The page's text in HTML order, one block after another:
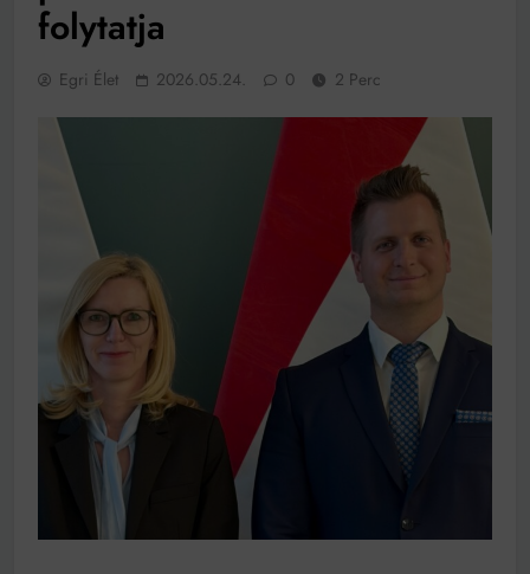
működik, ha jól van felújítva
Ingatlanpiaci szakértők szerint akár 5 százalékkal is
egyetemi városokban
Munkácsy nem Krisztust szépítette meg: minket
Ahol köszönnek, ott még van város
Amikor a Tetris boldogabbá tesz, mint a szerelem
Létezik tökéletes élet: Truman is elhitte
Karinthy Frigyes: a zseni, aki belenézett a saját
koponyájába
Ki akarsz törni. De miből?
Az öregség nem csak ránc?
Az ördög még mindig Pradát visel. De te miért öltözöl
Móricz Zsigmond: falusi író vagy boncmester?
Mindenki a világot akarja uralni – de nem csak a 80-
folytatja
Egri Élet 2026.05.24. 0 2 Perc